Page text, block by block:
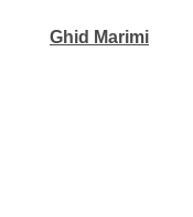
Ghid Marimi